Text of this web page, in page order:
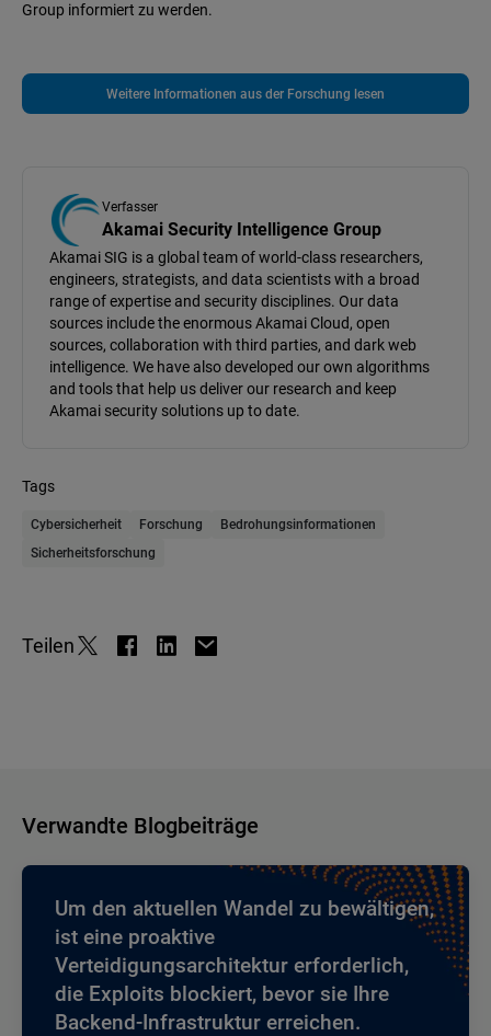
Group informiert zu werden.
Weitere Informationen aus der Forschung lesen
Verfasser
Akamai Security Intelligence Group
Akamai SIG is a global team of world-class researchers,
engineers, strategists, and data scientists with a broad
range of expertise and security disciplines. Our data
sources include the enormous Akamai Cloud, open
sources, collaboration with third parties, and dark web
intelligence. We have also developed our own algorithms
and tools that help us deliver our research and keep
Akamai security solutions up to date.
Tags
Cybersicherheit Forschung
Bedrohungsinformationen
Sicherheitsforschung
Teilen
Verwandte Blogbeiträge
Um den aktuellen Wandel zu bewältigen,
ist eine proaktive
Verteidigungsarchitektur erforderlich,
die Exploits blockiert, bevor sie Ihre
Backend-Infrastruktur erreichen.